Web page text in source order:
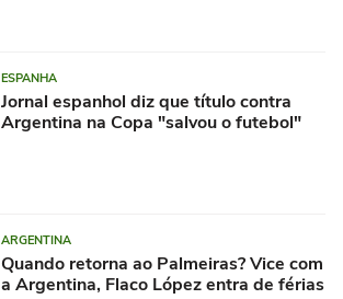
ESPANHA
Jornal espanhol diz que título contra
Argentina na Copa "salvou o futebol"
ARGENTINA
Quando retorna ao Palmeiras? Vice com
a Argentina, Flaco López entra de férias